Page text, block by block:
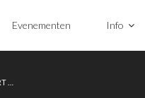
Evenementen Info
…